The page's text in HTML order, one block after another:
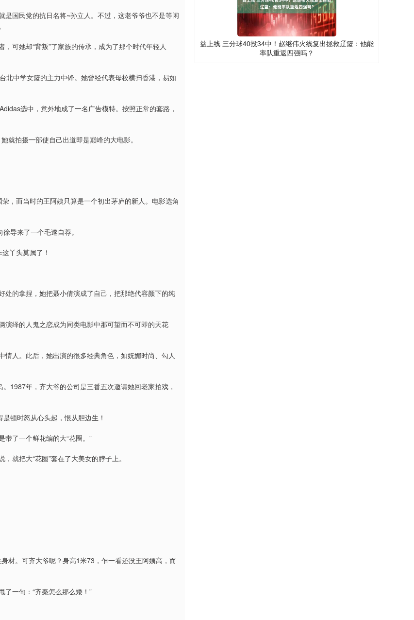
国民党的抗日名将~孙立人。不过，这老爷爷也不是等闲
可她却“背叛”了家族的传承，成为了那个时代年轻人
北中学女篮的主力中锋。她曾经代表母校横扫香港，易如
选中，意外地成了一名广告模特。按照正常的套路，
就拍摄一部使自己出道即是巅峰的大电影。
，而当时的王阿姨只算是一个初出茅庐的新人。电影选角
导来了一个毛遂自荐。
丫头莫属了！
的拿捏，她把聂小倩演成了自己，把那绝代容颜下的纯
绎的人鬼之恋成为同类电影中那可望而不可即的天花
人。此后，她出演的很多经典角色，如妩媚时尚、勾人
1987年，齐大爷的公司是三番五次邀请她回老家拍戏，
顿时怒从心头起，恨从胆边生！
了一个鲜花编的大“花圈。”
就把大“花圈”套在了大美女的脖子上。
材。可齐大爷呢？身高1米73，乍一看还没王阿姨高，而
一句：“齐秦怎么那么矮！”
益上线 三分球40投34中！赵继伟火线复出拯救辽篮：他能
率队重返四强吗？